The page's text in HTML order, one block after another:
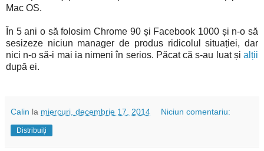
Mac OS.
În 5 ani o să folosim Chrome 90 și Facebook 1000 și n-o să
sesizeze niciun manager de produs ridicolul situației, dar
nici n-o să-i mai ia nimeni în serios. Păcat că s-au luat și alții
după ei.
Calin la miercuri, decembrie 17, 2014 Niciun comentariu:
Distribuiți